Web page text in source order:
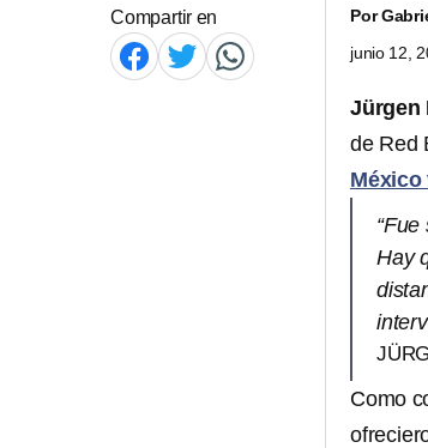
Compartir en Por
junio 12,
Jürgen
de Red
México
Hay
Como